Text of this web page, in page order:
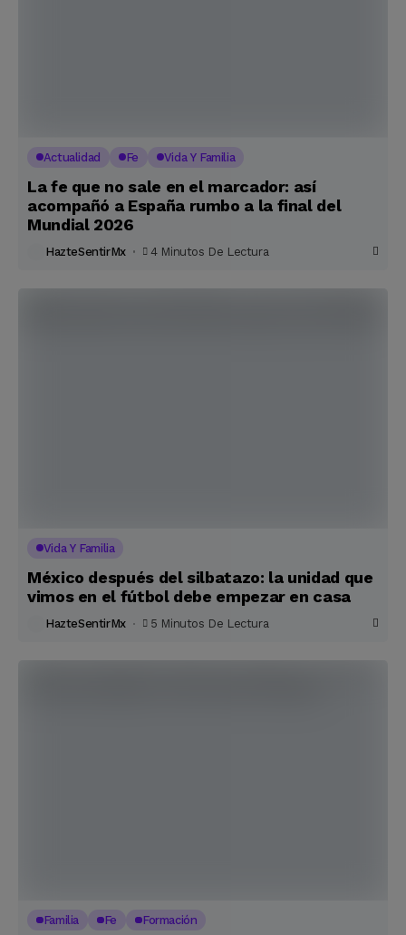
Actualidad Fe Vida Y Familia
La fe que no sale en el marcador: así
acompañó a España rumbo a la final del
Mundial 2026
HazteSentirMx 4 Minutos De Lectura
Vida Y Familia
México después del silbatazo: la unidad que
vimos en el fútbol debe empezar en casa
HazteSentirMx 5 Minutos De Lectura
Familia Fe Formación